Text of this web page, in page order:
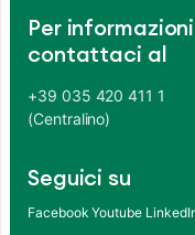
Per informazioni
contattaci al
+39 035 420 411 1
(Centralino)
Seguici su
Facebook Youtube